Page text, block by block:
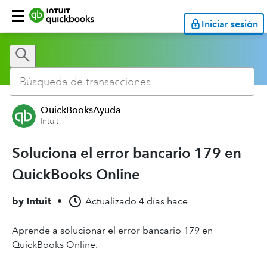
Iniciar sesión
QuickBooksAyuda
Intuit
Soluciona el error bancario 179 en
QuickBooks Online
by Intuit • Actualizado 4 días hace
Aprende a solucionar el error bancario 179 en
QuickBooks Online.